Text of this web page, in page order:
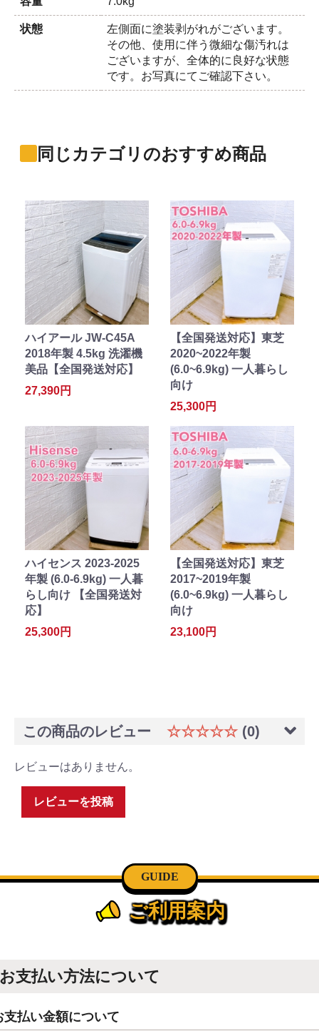
状態
左側面に塗装剥がれがございます。
その他、使用に伴う微細な傷汚れは
ございますが、全体的に良好な状態
です。お写真にてご確認下さい。
同じカテゴリのおすすめ商品
ハイアール JW-C45A
2018年製 4.5kg 洗濯機
美品【全国発送対応】
27,390円
【全国発送対応】東芝
2020~2022年製
(6.0~6.9kg) 一人暮らし
向け
25,300円
ハイセンス 2023-2025
年製 (6.0-6.9kg) 一人暮
らし向け 【全国発送対
応】
25,300円
【全国発送対応】東芝
2017~2019年製
(6.0~6.9kg) 一人暮らし
向け
23,100円
この商品のレビュー ☆☆☆☆☆ (0)
レビューはありません。
レビューを投稿
GUIDE
ご利用案内
お支払い方法について
支払い金額について